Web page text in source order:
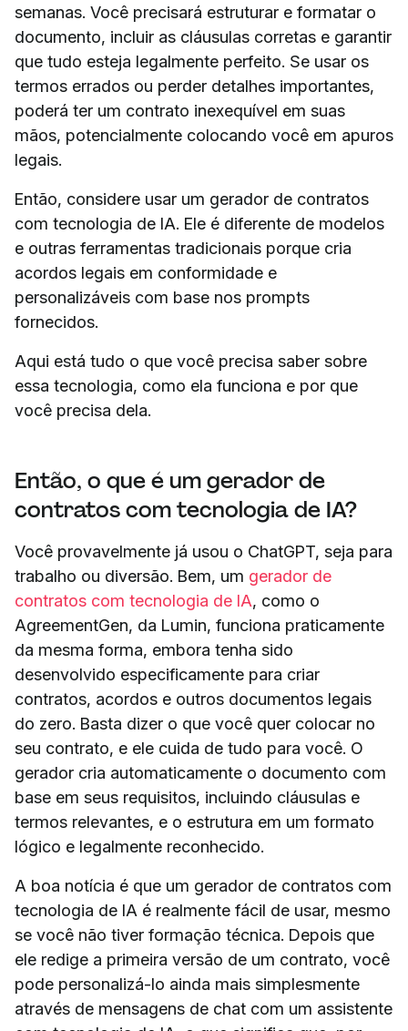
semanas. Você precisará estruturar e formatar o
documento, incluir as cláusulas corretas e garantir
que tudo esteja legalmente perfeito. Se usar os
termos errados ou perder detalhes importantes,
poderá ter um contrato inexequível em suas
mãos, potencialmente colocando você em apuros
legais.
Então, considere usar um gerador de contratos
com tecnologia de IA. Ele é diferente de modelos
e outras ferramentas tradicionais porque cria
acordos legais em conformidade e
personalizáveis ​​com base nos prompts
fornecidos.
Aqui está tudo o que você precisa saber sobre
essa tecnologia, como ela funciona e por que
você precisa dela.
Então, o que é um gerador de
contratos com tecnologia de IA?
Você provavelmente já usou o ChatGPT, seja para
trabalho ou diversão. Bem, um gerador de
contratos com tecnologia de IA, como o
AgreementGen, da Lumin, funciona praticamente
da mesma forma, embora tenha sido
desenvolvido especificamente para criar
contratos, acordos e outros documentos legais
do zero. Basta dizer o que você quer colocar no
seu contrato, e ele cuida de tudo para você. O
gerador cria automaticamente o documento com
base em seus requisitos, incluindo cláusulas e
termos relevantes, e o estrutura em um formato
lógico e legalmente reconhecido.
A boa notícia é que um gerador de contratos com
tecnologia de IA é realmente fácil de usar, mesmo
se você não tiver formação técnica. Depois que
ele redige a primeira versão de um contrato, você
pode personalizá-lo ainda mais simplesmente
através de mensagens de chat com um assistente